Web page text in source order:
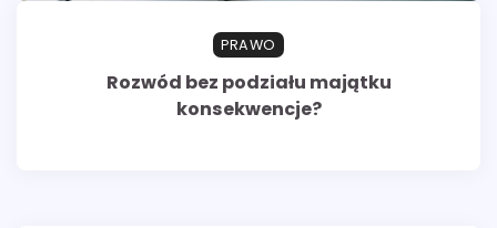
PRAWO
Rozwód bez podziału majątku
konsekwencje?